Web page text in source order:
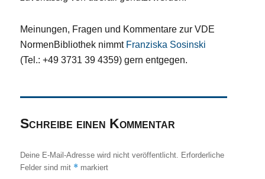
Meinungen, Fragen und Kommentare zur VDE
NormenBibliothek nimmt Franziska Sosinski
(Tel.: +49 3731 39 4359) gern entgegen.
Schreibe einen Kommentar
Deine E-Mail-Adresse wird nicht veröffentlicht. Erforderliche
Felder sind mit * markiert